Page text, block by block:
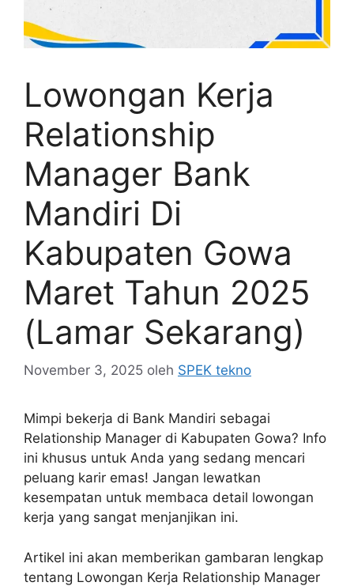
Lowongan Kerja
Relationship
Manager Bank
Mandiri Di
Kabupaten Gowa
Maret Tahun 2025
(Lamar Sekarang)
November 3, 2025 oleh SPEK tekno
Mimpi bekerja di Bank Mandiri sebagai
Relationship Manager di Kabupaten Gowa? Info
ini khusus untuk Anda yang sedang mencari
peluang karir emas! Jangan lewatkan
kesempatan untuk membaca detail lowongan
kerja yang sangat menjanjikan ini.
Artikel ini akan memberikan gambaran lengkap
tentang Lowongan Kerja Relationship Manager